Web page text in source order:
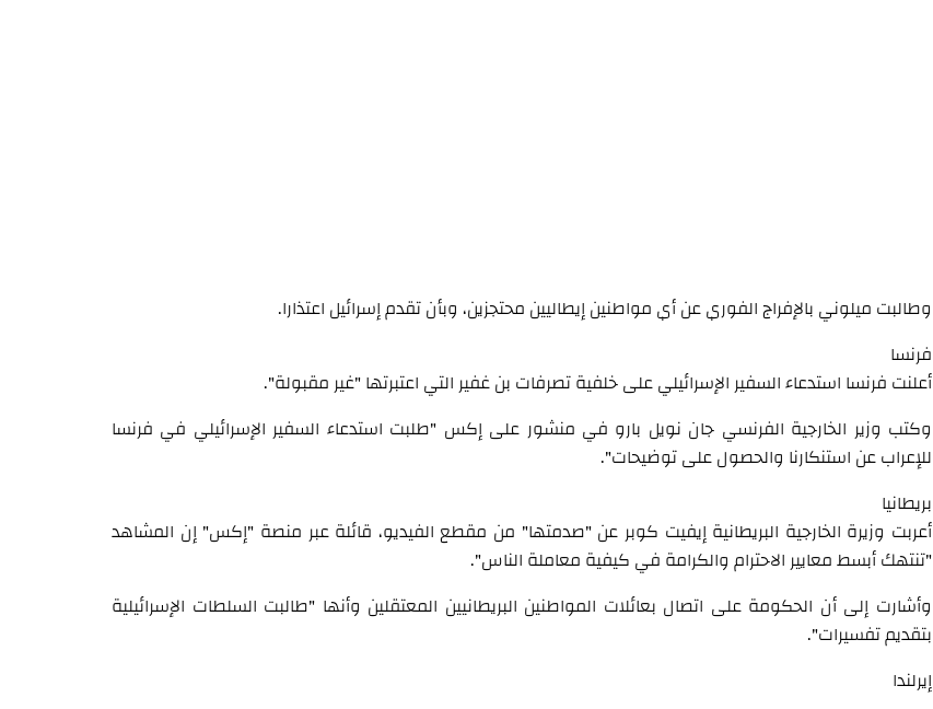
وطالبت ميلوني بالإفراج الفوري عن أي مواطنين إيطاليين محتجزين، وبأن تقدم إسرائيل اعتذارا.
فرنسا
أعلنت فرنسا استدعاء السفير الإسرائيلي على خلفية تصرفات بن غفير التي اعتبرتها "غير مقبولة".
وكتب وزير الخارجية الفرنسي جان نويل بارو في منشور على إكس "طلبت استدعاء السفير الإسرائيلي في فرنسا
للإعراب عن استنكارنا والحصول على توضيحات".
بريطانيا
أعربت وزيرة الخارجية البريطانية إيفيت كوبر عن "صدمتها" من مقطع الفيديو، قائلة عبر منصة "إكس" إن المشاهد
"تنتهك أبسط معايير الاحترام والكرامة في كيفية معاملة الناس".
وأشارت إلى أن الحكومة على اتصال بعائلات المواطنين البريطانيين المعتقلين وأنها "طالبت السلطات الإسرائيلية
بتقديم تفسيرات".
إيرلندا